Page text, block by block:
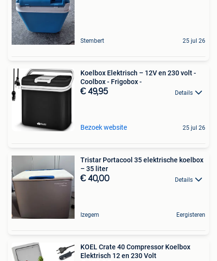
Stembert 25 jul 26
Koelbox Elektrisch – 12V en 230 volt -
Coolbox - Frigobox -
€ 49,95 Details
Bezoek website 25 jul 26
Tristar Portacool 35 elektrische koelbox
– 35 liter
€ 40,00 Details
Izegem Eergisteren
KOEL Crate 40 Compressor Koelbox
Elektrisch 12 en 230 Volt